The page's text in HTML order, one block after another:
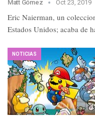
Matt Gómez Oct 23, 2019
Eric Naierman, un
Estados Unidos; acaba de
NOTICIAS